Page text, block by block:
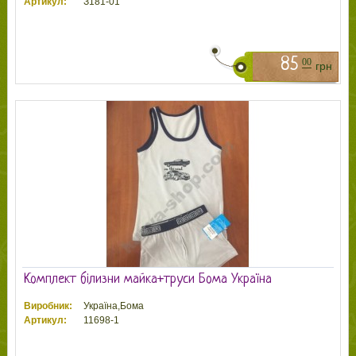
85 00 грн
Комплект білизни майка+труси Бома Україна
Виробник:
Україна,Бома
Артикул:
11698-1